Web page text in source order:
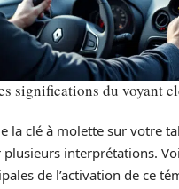
significations du voyant
la clé à molette sur votre
plusieurs interprétations.
de l’activation de ce